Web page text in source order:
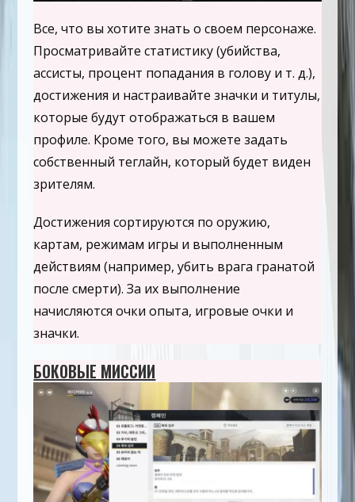
Все, что вы хотите знать о своем персонаже.
Просматривайте статистику (убийства,
ассисты, процент попадания в голову и т. д.),
достижения и настраивайте значки и титулы,
которые будут отображаться в вашем
профиле. Кроме того, вы можете задать
собственный теглайн, который будет виден
зрителям.
Достижения сортируются по оружию,
картам, режимам игры и выполненным
действиям (например, убить врага гранатой
после смерти). За их выполнение
начисляются очки опыта, игровые очки и
значки.
БОКОВЫЕ МИССИИ